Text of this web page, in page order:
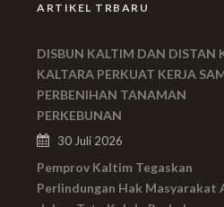
ARTIKEL TRBARU
DISBUN KALTIM DAN DISTAN
KALTARA PERKUAT KERJA
PERBENIHAN TANAMAN
PERKEBUNAN
30 Juli 2026
Pemprov Kaltim Tegaskan
Perlindungan Hak Masyarakat